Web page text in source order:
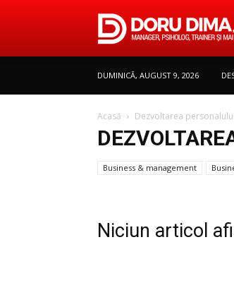
DUMINICĂ, AUGUST 9, 2026
Acasă Dezvoltarea personalului
Business & management
Niciun articol